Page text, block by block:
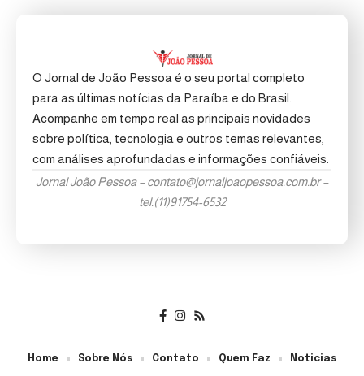
O Jornal de João Pessoa é o seu portal completo
para as últimas notícias da Paraíba e do Brasil.
Acompanhe em tempo real as principais novidades
sobre política, tecnologia e outros temas relevantes,
com análises aprofundadas e informações confiáveis.
Jornal João Pessoa –contato@jornaljoaopessoa.com.br–
tel.(11)91754-6532
Home Sobre Nós Contato Quem Faz Noticias